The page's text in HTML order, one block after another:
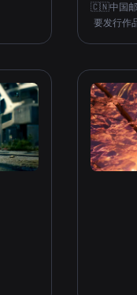
🇨🇳中国邮
要发行作